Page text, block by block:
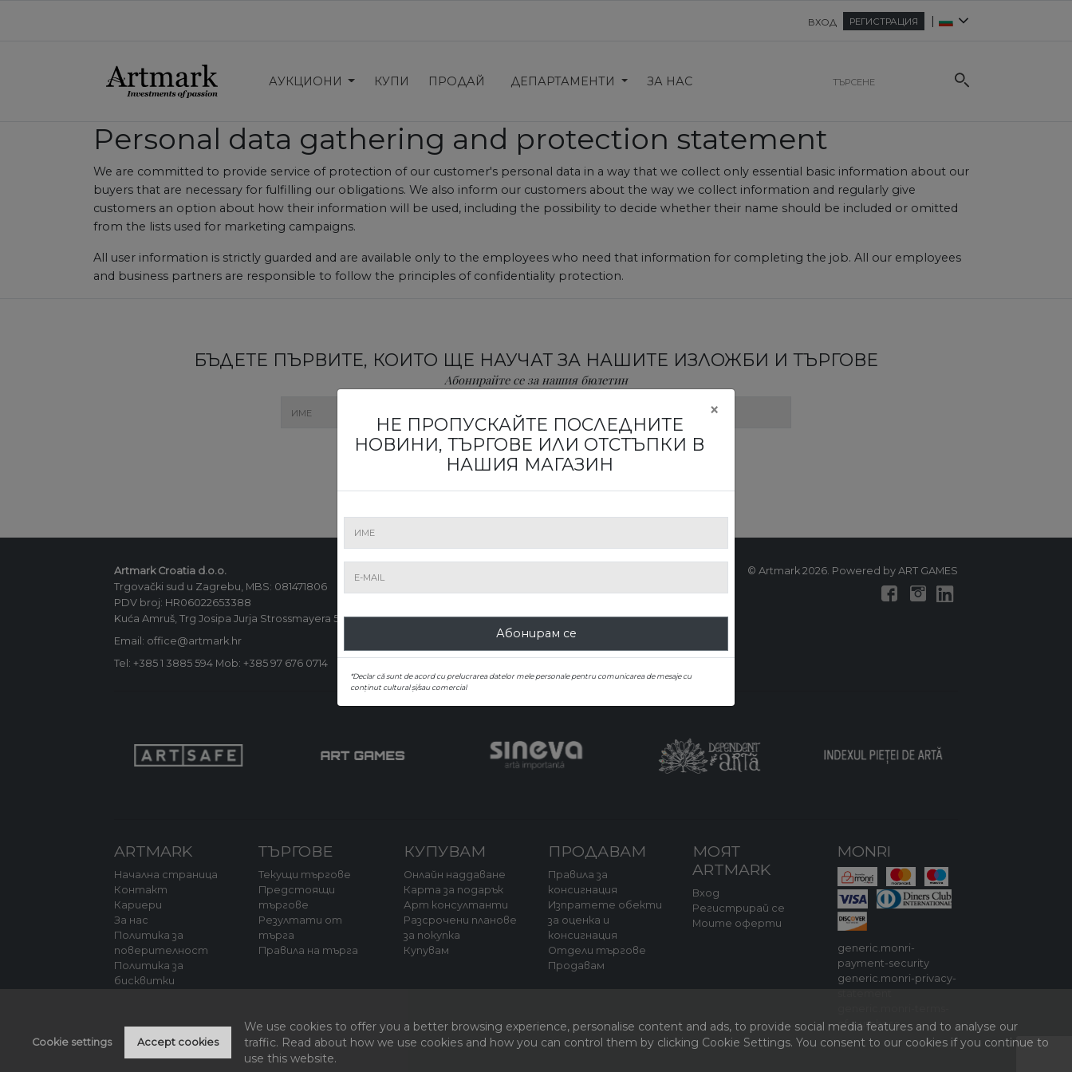
ВХОД РЕГИСТРАЦИЯ |
АУКЦИОНИ КУПИ ПРОДАЙ ДЕПАРТАМЕНТИ ЗА НАС
Personal data gathering and protection statement
We are committed to provide service of protection of our customer's personal data in a way that we collect only essential basic information about our
buyers that are necessary for fulfilling our obligations. We also inform our customers about the way we collect information and regularly give
customers an option about how their information will be used, including the possibility to decide whether their name should be included or omitted
from the lists used for marketing campaigns.
All user information is strictly guarded and are available only to the employees who need that information for completing the job. All our employees
and business partners are responsible to follow the principles of confidentiality protection.
БЪДЕТЕ ПЪРВИТЕ, КОИТО ЩЕ НАУЧАТ ЗА НАШИТЕ ИЗЛОЖБИ И ТЪРГОВЕ
Абонирайте се за нашия бюлетин
ИЗПРАЩАНЕ
Artmark Croatia d.o.o.
Trgovački sud u Zagrebu, MBS: 081471806
PDV broj: HR06022653388
Kuća Amruš, Trg Josipa Jurja Strossmayera 5, 10000 Zagreb, Hrvatska
Email: office@artmark.hr
Tel: +385 1 3885 594 Mob: +385 97 676 0714
© Artmark 2026. Powered by ART GAMES
ARTMARK
Начална страница
Контакт
Кариери
За нас
Политика за
поверителност
Политика за
бисквитки
ТЪРГОВЕ
Текущи търгове
Предстоящи
търгове
Резултати от
търга
Правила на търга
КУПУВАМ
Онлайн наддаване
Карта за подарък
Арт консултанти
Разсрочени планове
за покупка
Купувам
ПРОДАВАМ
Правила за
консигнация
Изпратете обекти
за оценка и
консигнация
Отдели търгове
Продавам
МОЯТ
ARTMARK
Вход
Регистрирай се
Моите оферти
MONRI
generic.monri-
payment-security
generic.monri-privacy-
statement
of-purchase
НЕ ПРОПУСКАЙТЕ ПОСЛЕДНИТЕ
НОВИНИ, ТЪРГОВЕ ИЛИ ОТСТЪПКИ В
НАШИЯ МАГАЗИН
×
Абонирам се
*Declar că sunt de acord cu prelucrarea datelor mele personale pentru comunicarea de mesaje cu
conținut cultural și/sau comercial
We use cookies to offer you a better browsing experience, personalise content and ads, to provide social media features and to analyse our
traffic. Read about how we use cookies and how you can control them by clicking Cookie Settings. You consent to our cookies if you continue to
use this website.
Cookie settings Accept cookies